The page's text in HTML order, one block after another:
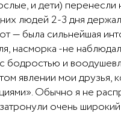
и дети)
людей 2-3 дня
— была сильнейшая
насморка -не
бодростью и
явлении мои
Обычно я не
очень